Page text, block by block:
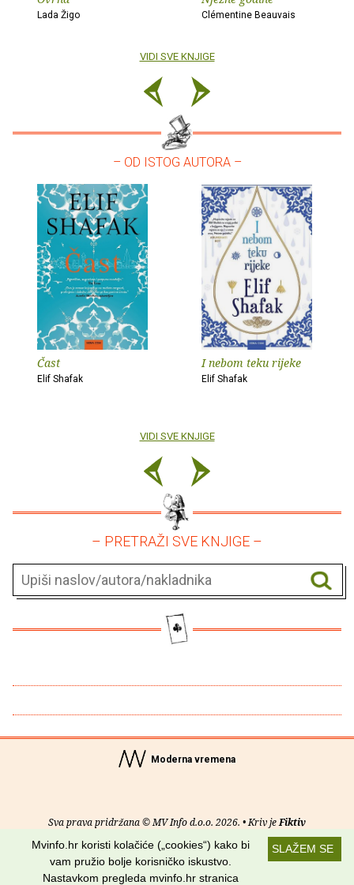
Lada Žigo Clémentine Beauvais
VIDI SVE KNJIGE
– OD ISTOG AUTORA –
Čast
Elif Shafak
I nebom teku rijeke
Elif Shafak
VIDI SVE KNJIGE
– PRETRAŽI SVE KNJIGE –
Moderna vremena
Sva prava pridržana © MV Info d.o.o. 2026. • Kriv jeFiktiv
Uvjeti korištenja RSS kanaliSLAŽEM SE
Mvinfo.hr koristi kolačiće („cookies“) kako bi
vam pružio bolje korisničko iskustvo.
Nastavkom pregleda mvinfo.hr stranica